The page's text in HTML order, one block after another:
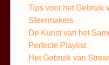
Tips voor het Gebruik
Sfeermakers
De Kunst van het
Perfecte Playlist
Het Gebruik van